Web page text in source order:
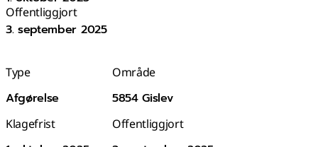
Offentliggjort
3. september 2025
Type
Afgørelse
Område
5854 Gislev
Klagefrist Offentliggjort